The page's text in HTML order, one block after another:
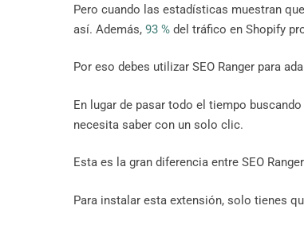
Pero cuando las estadísticas muestran
así. Además, 93 % del tráfico en Shopify
Por eso debes utilizar SEO Ranger para
En lugar de pasar todo el tiempo
necesita saber con un solo clic.
Esta es la gran diferencia entre SEO
Para instalar esta extensión, solo tienes